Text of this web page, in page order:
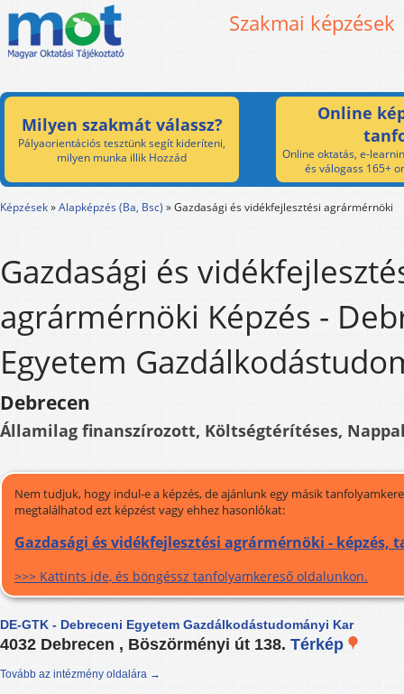
Szakmai képzések
Milyen szakmát válassz?
Pályaorientációs tesztünk segít kideríteni,
milyen munka illik Hozzád
Online
Online oktatás, e-
és válogass 165+
Képzések»Alapképzés (Ba, Bsc) »Gazdasági és vidékfejlesztési agrármérnöki
Gazdasági és
agrármérnöki Képzés -
Egyetem
Debrecen
Államilag finanszírozott, Költségtérítéses,
Nem tudjuk, hogy indul-e a képzés, de ajánlunk egy másik
megtalálhatod ezt képzést vagy ehhez hasonlókat:
Gazdasági és vidékfejlesztési agrármérnöki - képzés,
>>> Kattints ide, és böngéssz tanfolyamkereső oldalunkon.
DE-GTK - Debreceni Egyetem Gazdálkodástudományi Kar
4032 Debrecen , Böszörményi út 138. Térkép
Tovább az intézmény oldalára →